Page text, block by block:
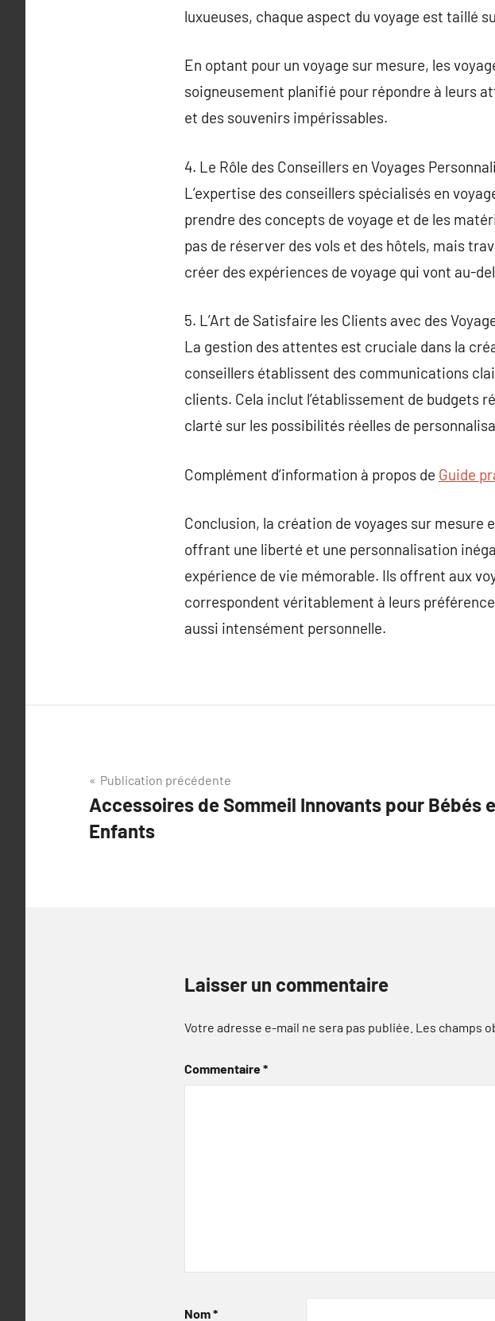
luxueuses, chaque aspect du voyage est taillé
En optant pour un voyage sur mesure, les
soigneusement planifié pour répondre à leurs
et des souvenirs impérissables.
4. Le Rôle des Conseillers en Voyages
L’expertise des conseillers spécialisés en
prendre des concepts de voyage et de les
pas de réserver des vols et des hôtels, mais
créer des expériences de voyage qui vont au-
5. L’Art de Satisfaire les Clients avec des
La gestion des attentes est cruciale dans la
conseillers établissent des communications
clients. Cela inclut l’établissement de budgets
clarté sur les possibilités réelles de
Complément d’information à propos de Guide
Conclusion, la création de voyages sur mesure
offrant une liberté et une personnalisation
expérience de vie mémorable. Ils offrent aux
correspondent véritablement à leurs
aussi intensément personnelle.
Navigation
de
l’article
Publication précédente
Accessoires de Sommeil Innovants pour Bébés
Enfants
Laisser un commentaire
Votre adresse e-mail ne sera pas publiée. Les champs
Commentaire*
Nom*